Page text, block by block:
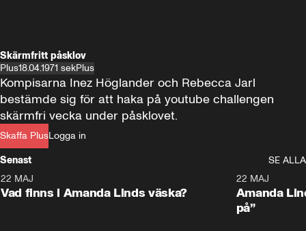
Skärmfritt påsklov
Plus18.04.1971 sekPlus
Skaffa PlusLogga in
Kompisarna Inez Höglander och Rebecca Jarl
bestämde sig för att haka på youtube challengen
skärmfri vecka under påsklovet.
Senast
SE ALLA
Plus
22 MAJ
Vad finns i Amanda Linds väska?
Plus
22 MAJ
Amanda
på”